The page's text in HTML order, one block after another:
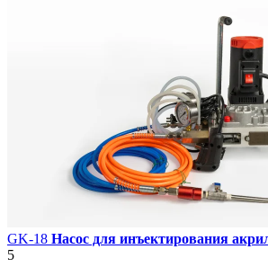
GK-18 Насос для инъектирования
5